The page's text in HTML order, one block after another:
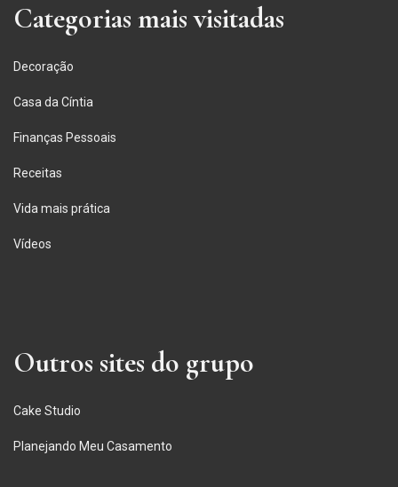
Categorias mais visitadas
Decoração
Casa da Cíntia
Finanças Pessoais
Receitas
Vida mais prática
Vídeos
Outros sites do grupo
Cake Studio
Planejando Meu Casamento